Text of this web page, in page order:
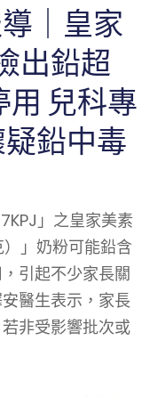
｜皇家
出鉛超
兒科專
鉛中毒
」之皇家美素
」奶粉可能鉛含
引起不少家長關
醫生表示，家長
非受影響批次或